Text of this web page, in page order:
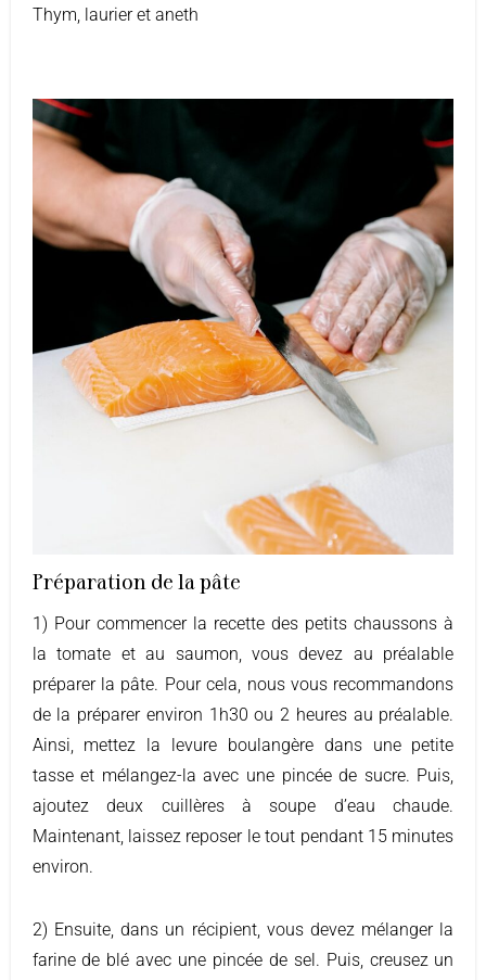
Thym, laurier et aneth
Préparation de la pâte
1) Pour commencer la recette des petits chaussons à
la tomate et au saumon, vous devez au préalable
préparer la pâte. Pour cela, nous vous recommandons
de la préparer environ 1h30 ou 2 heures au préalable.
Ainsi, mettez la levure boulangère dans une petite
tasse et mélangez-la avec une pincée de sucre. Puis,
ajoutez deux cuillères à soupe d’eau chaude.
Maintenant, laissez reposer le tout pendant 15 minutes
environ.
2) Ensuite, dans un récipient, vous devez mélanger la
farine de blé avec une pincée de sel. Puis, creusez un